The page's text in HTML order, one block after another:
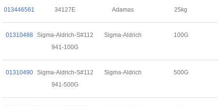
013446561 34127E Adamas 25kg
01310488
Sigma-Aldrich-S#112
941-100G
Sigma-Aldrich 100G
01310490
Sigma-Aldrich-S#112
941-500G
Sigma-Aldrich 500G